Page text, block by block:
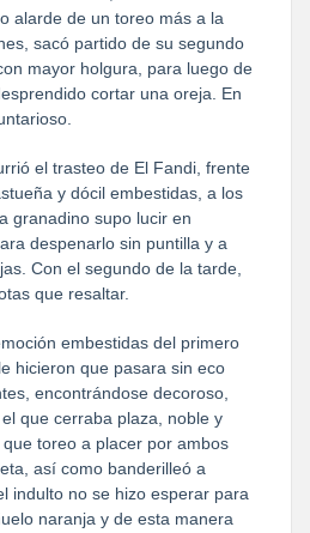
alarde de un toreo más a la
sacó partido de su segundo
mayor holgura, para luego de
cortar una oreja. En
el trasteo de El Fandi, frente
y dócil embestidas, a los
granadino supo lucir en
despenarlo sin puntilla y a
Con el segundo de la tarde,
que resaltar.
embestidas del primero
hicieron que pasara sin eco
encontrándose decoroso,
que cerraba plaza, noble y
toreo a placer por ambos
así como banderilleó a
indulto no se hizo esperar para
naranja y de esta manera